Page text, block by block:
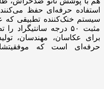
استفاده حرفه‌ای حفظ
مثبت ۵۰ درجه
برای عکاسان، مهندسان،
حرفه‌ای است که